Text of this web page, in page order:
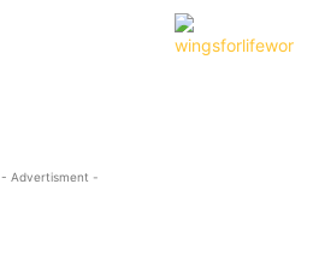
- Advertisment -